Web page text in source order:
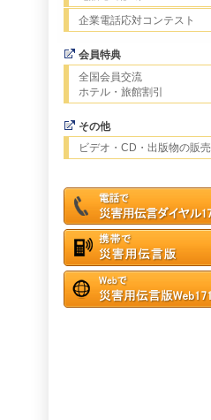
企業電話応対コンテスト
会員特典
全国会員交流
ホテル・旅館割引
その他
ビデオ・CD・出版物の販売